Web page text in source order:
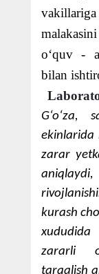
o‘quv -
bilan
G‘o‘za,
zarar
kurash
zararli
tarqalish